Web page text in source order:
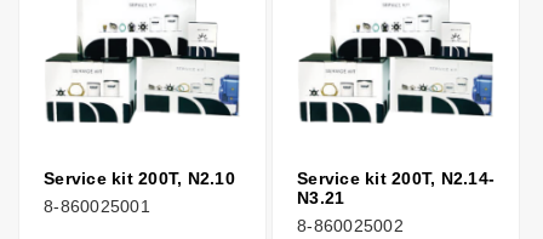
Service kit 200T, N2.10
8-860025001
Service kit 200T, N2.14-
N3.21
8-860025002